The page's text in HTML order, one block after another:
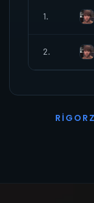
1.
2.
R I G O R Z